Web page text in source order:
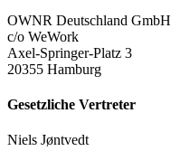
OWNR Deutschland GmbH
c/o WeWork
Axel-Springer-Platz 3
20355 Hamburg
Gesetzliche Vertreter
Niels Jøntvedt